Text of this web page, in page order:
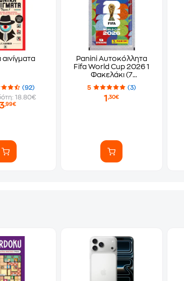
(92)
18.80€
,99€
Panini Αυτοκόλλητα
Fifa World Cup 2026 1
Φακελάκι (7
Αυτοκόλλητα)
5 (3)
1,30€